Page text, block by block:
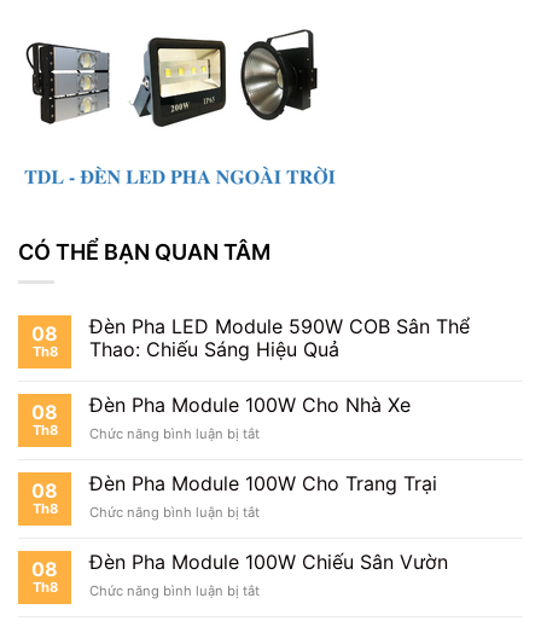
CÓ THỂ BẠN QUAN TÂM
08
Th8
Đèn Pha LED Module 590W COB Sân Thể
Thao: Chiếu Sáng Hiệu Quả
08
Th8
Đèn Pha Module 100W Cho Nhà Xe
Chức năng bình luận bị tắtở
Pha
Module
100W
Nhà
08
Th8
Đèn Pha Module 100W Cho Trang Trại
Chức năng bình luận bị tắtở
Pha
Module
100W
08
Th8
Đèn Pha Module 100W Chiếu Sân Vườn
Chức năng bình luận bị tắtở